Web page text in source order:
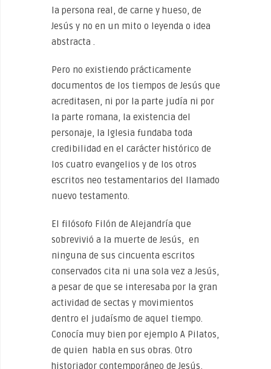
la persona real, de carne y hueso, de
Jesús y no en un mito o leyenda o idea
abstracta .
Pero no existiendo prácticamente
documentos de los tiempos de Jesús que
acreditasen, ni por la parte judía ni por
la parte romana, la existencia del
personaje, la Iglesia fundaba toda
credibilidad en el carácter histórico de
los cuatro evangelios y de los otros
escritos neo testamentarios del llamado
nuevo testamento.
El filósofo Filón de Alejandría que
sobrevivió a la muerte de Jesús, en
ninguna de sus cincuenta escritos
conservados cita ni una sola vez a Jesús,
a pesar de que se interesaba por la gran
actividad de sectas y movimientos
dentro el judaísmo de aquel tiempo.
Conocía muy bien por ejemplo A Pilatos,
de quien habla en sus obras. Otro
historiador contemporáneo de Jesús,